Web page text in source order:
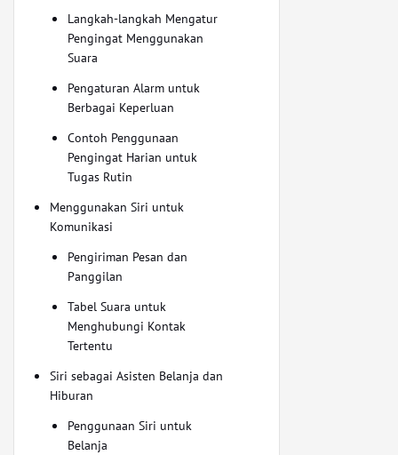
Langkah-langkah Mengatur
Pengingat Menggunakan
Suara
Pengaturan Alarm untuk
Berbagai Keperluan
Contoh Penggunaan
Pengingat Harian untuk
Tugas Rutin
Menggunakan Siri untuk
Komunikasi
Pengiriman Pesan dan
Panggilan
Tabel Suara untuk
Menghubungi Kontak
Tertentu
Siri sebagai Asisten Belanja dan
Hiburan
Penggunaan Siri untuk
Belanja